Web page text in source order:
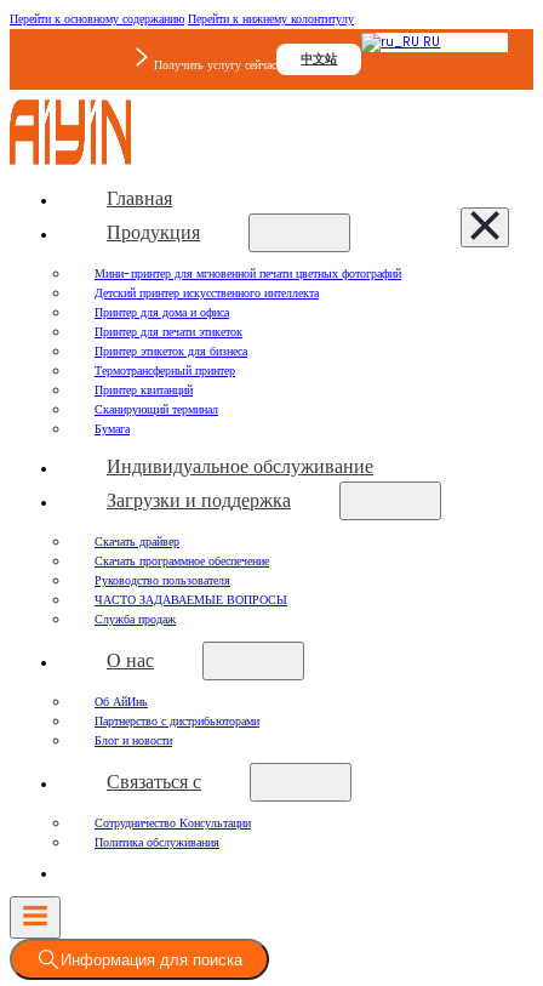
Перейти к основному содержанию Перейти к нижнему колонтитулу
Получить услугу сейчас 中文站
RU
Главная
Продукция
Мини-принтер для мгновенной печати цветных фотографий
Детский принтер искусственного интеллекта
Принтер для дома и офиса
Принтер для печати этикеток
Принтер этикеток для бизнеса
Термотрансферный принтер
Принтер квитанций
Сканирующий терминал
Бумага
Индивидуальное обслуживание
Загрузки и поддержка
Скачать драйвер
Скачать программное обеспечение
Руководство пользователя
ЧАСТО ЗАДАВАЕМЫЕ ВОПРОСЫ
Служба продаж
О нас
Об АйИнь
Партнерство с дистрибьюторами
Блог и новости
Связаться с
Сотрудничество Консультации
Политика обслуживания
Информация для поиска